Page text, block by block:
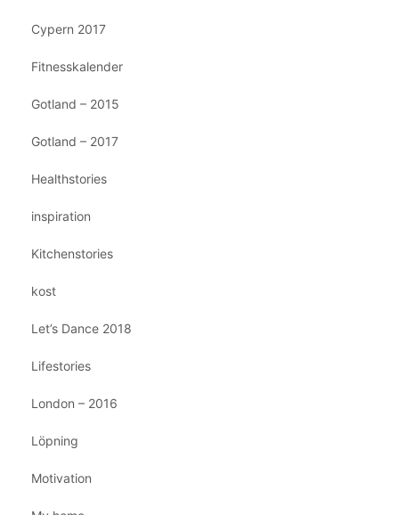
Cypern 2017
Fitnesskalender
Gotland – 2015
Gotland – 2017
Healthstories
inspiration
Kitchenstories
kost
Let’s Dance 2018
Lifestories
London – 2016
Löpning
Motivation